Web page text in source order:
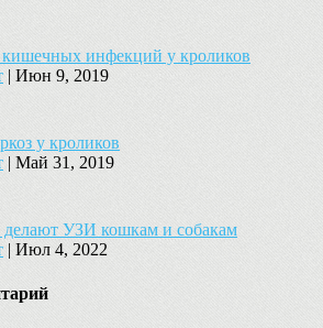
инфекций у кроликов
| Июн 9, 2019
у кроликов
| Май 31, 2019
делают УЗИ кошкам и собакам
| Июл 4, 2022